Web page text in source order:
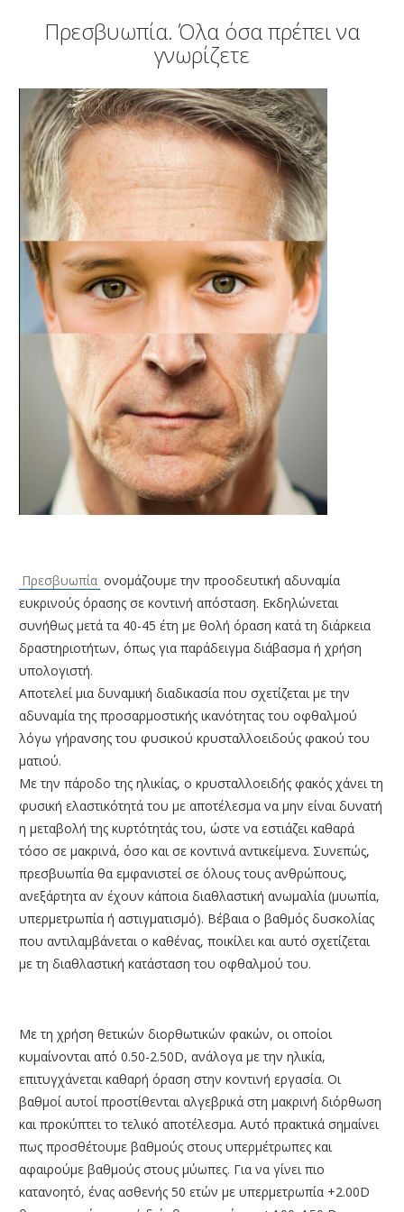
ΤΜΗΜΑ ΚΕΡΑΤΟΕΙΔΟΥΣ & ΜΕΤΑΜΟΣΧΕΥΣΕΩΝ
ΤΜΗΜΑ ΟΦΘΑΛΜΟΛΟΓΙΚΟΥ CHECK UP
ΤΜΗΜΑ ΕΚΠΑΙΔΕΥΣΗΣ & ΕΡΕΥΝΑΣ
ΠΑΘΗΣΕΙΣ
ΣΥΓΧΡΟΝΟΣ ΕΞΟΠΛΙΣΜΟΣ
ΓΙΑΤΡΟΙ
BLOG
ΕΠΙΚΟΙΝΩΝΙΑ
Πρεσβυωπία. Όλα όσα πρέπει να
γνωρίζετε
Πρεσβυωπία ονομάζουμε την προοδευτική αδυναμία
ευκρινούς όρασης σε κοντινή απόσταση. Εκδηλώνεται
συνήθως μετά τα 40-45 έτη με θολή όραση κατά τη διάρκεια
δραστηριοτήτων, όπως για παράδειγμα διάβασμα ή χρήση
υπολογιστή.
Αποτελεί μια δυναμική διαδικασία που σχετίζεται με την
αδυναμία της προσαρμοστικής ικανότητας του οφθαλμού
λόγω γήρανσης του φυσικού κρυσταλλοειδούς φακού του
ματιού.
Με την πάροδο της ηλικίας, ο κρυσταλλοειδής φακός χάνει τη
φυσική ελαστικότητά του με αποτέλεσμα να μην είναι δυνατή
η μεταβολή της κυρτότητάς του, ώστε να εστιάζει καθαρά
τόσο σε μακρινά, όσο και σε κοντινά αντικείμενα. Συνεπώς,
πρεσβυωπία θα εμφανιστεί σε όλους τους ανθρώπους,
ανεξάρτητα αν έχουν κάποια διαθλαστική ανωμαλία (μυωπία,
υπερμετρωπία ή αστιγματισμό). Βέβαια ο βαθμός δυσκολίας
που αντιλαμβάνεται ο καθένας, ποικίλει και αυτό σχετίζεται
με τη διαθλαστική κατάσταση του οφθαλμού του.
Με τη χρήση θετικών διορθωτικών φακών, οι οποίοι
κυμαίνονται από 0.50-2.50D, ανάλογα με την ηλικία,
επιτυγχάνεται καθαρή όραση στην κοντινή εργασία. Οι
βαθμοί αυτοί προστίθενται αλγεβρικά στη μακρινή διόρθωση
και προκύπτει το τελικό αποτέλεσμα. Αυτό πρακτικά σημαίνει
πως προσθέτουμε βαθμούς στους υπερμέτρωπες και
αφαιρούμε βαθμούς στους μύωπες. Για να γίνει πιο
κατανοητό, ένας ασθενής 50 ετών με υπερμετρωπία +2.00D